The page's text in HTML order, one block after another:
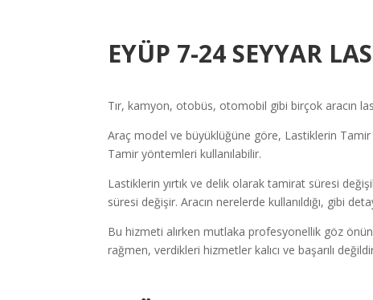
EYÜP 7-24 SEYYAR
Tır, kamyon, otobüs, otomobil gibi birçok aracın
Araç model ve büyüklüğüne göre, Lastiklerin
Tamir yöntemleri kullanılabilir.
Lastiklerin yırtık ve delik olarak tamirat süresi
süresi değişir. Aracın nerelerde kullanıldığı, gibi
Bu hizmeti alırken mutlaka profesyonellik göz
rağmen, verdikleri hizmetler kalıcı ve başarılı